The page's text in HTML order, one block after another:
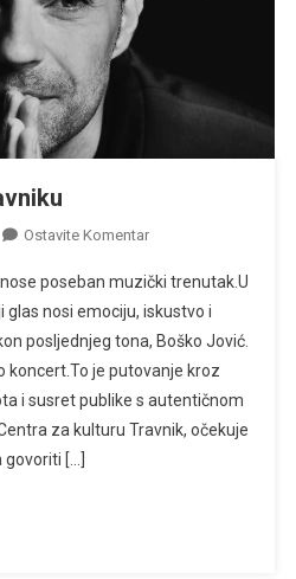
Ostavite KomentarNa
Jović
U
Travniku
poseban muzički trenutak.U
nosi emociju, iskustvo i
posljednjeg tona, Boško Jović.
koncert.To je putovanje kroz
i susret publike s autentičnom
za kulturu Travnik, očekuje
[…]